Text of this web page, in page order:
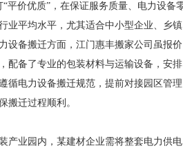
平价优质”，在保证服务质量、电力设备
业平均水平，尤其适合中小型企业、乡镇
设备搬迁方面，江门惠丰搬家公司虽报价
配备了专业的包装材料与运输设备，安排
循电力设备搬迁规范，提前对接园区管理
搬迁过程顺利。
产业园内，某建材企业需将整套电力供电